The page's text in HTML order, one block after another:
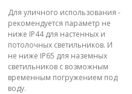
Для уличного использования -
рекомендуется параметр не
ниже IP44 для настенных и
потолочных светильников. И
не ниже IP65 для наземных
светильников с возможным
временным погружением под
воду.